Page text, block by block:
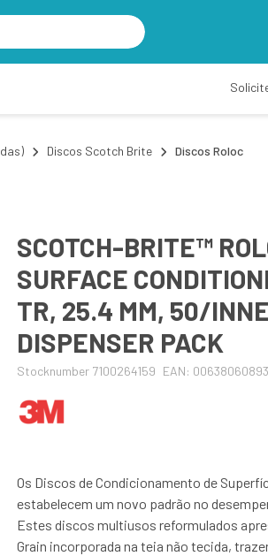
Discos Scotch Brite Discos Roloc
SCOTCH-BRITE™
SURFACE
TR, 25.4 MM, 50/
DISPENSER PACK
Stocknumber 7100264159 EAN:
Os Discos de Condicionamento de
estabelecem um novo padrão no
Estes discos multiusos reformulados
Grain incorporada na teia não tecida,